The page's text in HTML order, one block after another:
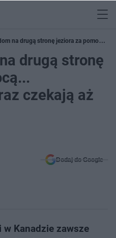
na drugą stronę jeziora za pomocą...
drugą stronę
czekają aż
Dodaj do Google
w Kanadzie zawsze